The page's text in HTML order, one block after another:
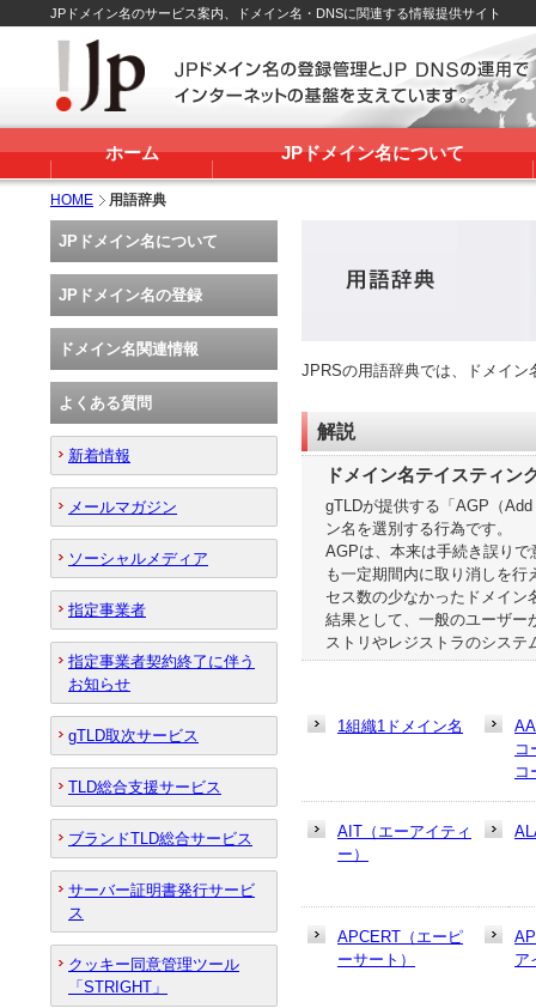
JPドメイン名のサービス案内、ドメイン名・DNSに関連する情報提供サイト
ホーム JPドメイン名について
HOME 用語辞典
JPRSの用語辞典では、ドメイ
解説
ドメイン名テイスティン
gTLDが提供する「AGP（
ン名を選別する行為です。
AGPは、本来は手続き誤り
も一定期間内に取り消しを
セス数の少なかったドメイン
結果として、一般のユーザー
ストリやレジストラのシステ
1組織1ドメイン名
コ
コ
AIT（エーアイティ
ー）
APCERT（エーピ
ーサート）
ア
JPドメイン名について
JPドメイン名の登録
ドメイン名関連情報
よくある質問
新着情報
メールマガジン
ソーシャルメディア
指定事業者
指定事業者契約終了に伴う
お知らせ
gTLD取次サービス
TLD総合支援サービス
ブランドTLD総合サービス
サーバー証明書発行サービ
ス
クッキー同意管理ツール
「STRIGHT」